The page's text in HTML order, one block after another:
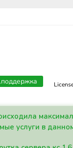
услуги в